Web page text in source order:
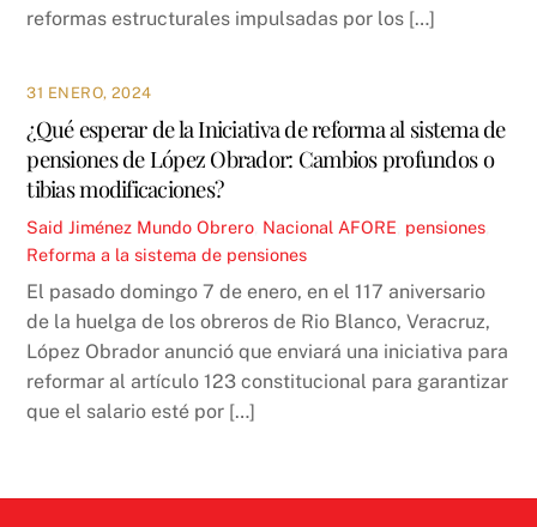
reformas estructurales impulsadas por los […]
31 ENERO, 2024
¿Qué esperar de la Iniciativa de reforma al sistema de
pensiones de López Obrador: Cambios profundos o
tibias modificaciones?
Said Jiménez Mundo Obrero Nacional AFORE pensiones
Reforma a la sistema de pensiones
El pasado domingo 7 de enero, en el 117 aniversario
de la huelga de los obreros de Rio Blanco, Veracruz,
López Obrador anunció que enviará una iniciativa para
reformar al artículo 123 constitucional para garantizar
que el salario esté por […]